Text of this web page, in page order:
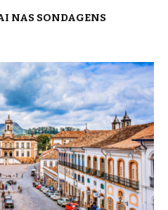
NAS SONDAGENS